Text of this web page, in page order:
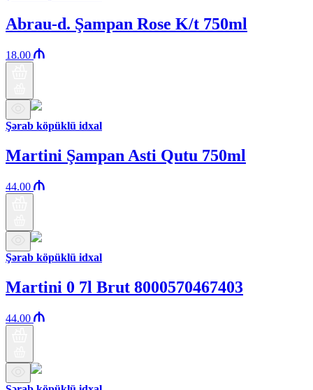
Abrau-d. Şampan Rose K/t 750ml
18.00
Şərab köpüklü idxal
Martini Şampan Asti Qutu 750ml
44.00
Şərab köpüklü idxal
Martini 0 7l Brut 8000570467403
44.00